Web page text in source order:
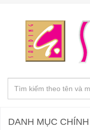
DANH MỤC CHÍNH